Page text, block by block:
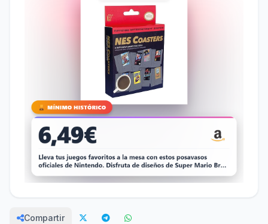
Compartir